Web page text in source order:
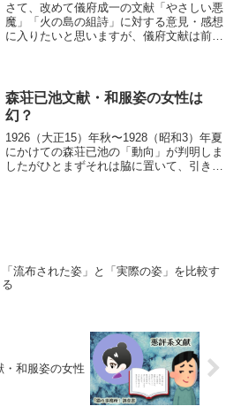
さて、改めて儀府成一の文献「やさしい悪
魔」「火の島の組詩」に対する意見・感想
に入りたいと思いますが、儀府文献は前記
ーションを施し...
森荘已池文献・和服姿の女性は
幻？
1926（大正15）年秋〜1928（昭和3）年夏
にかけての森荘已池の「動向」が判明しま
したがひとまずそれは脇に置いて、引き続
「流布された姿」と「実際の姿」を比較す
る
・和服姿の女性